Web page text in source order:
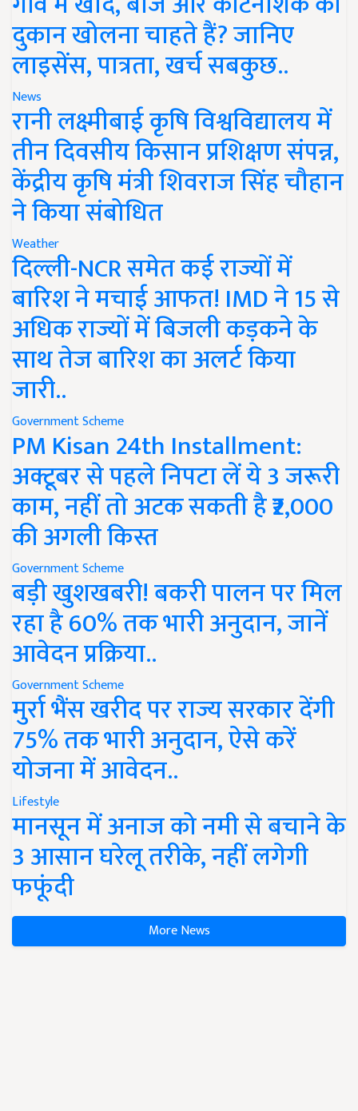
दुकान खोलना चाहते हैं? जानिए
लाइसेंस, पात्रता, खर्च सबकुछ..
News
रानी लक्ष्मीबाई कृषि विश्वविद्यालय में
तीन दिवसीय किसान प्रशिक्षण संपन्न,
केंद्रीय कृषि मंत्री शिवराज सिंह चौहान
ने किया संबोधित
Weather
दिल्ली-NCR समेत कई राज्यों में
बारिश ने मचाई आफत! IMD ने 15 से
अधिक राज्यों में बिजली कड़कने के
साथ तेज बारिश का अलर्ट किया
जारी..
Government Scheme
PM Kisan 24th Installment:
अक्टूबर से पहले निपटा लें ये 3 जरूरी
काम, नहीं तो अटक सकती है ₹2,000
की अगली किस्त
Government Scheme
बड़ी खुशखबरी! बकरी पालन पर मिल
रहा है 60% तक भारी अनुदान, जानें
आवेदन प्रक्रिया..
Government Scheme
मुर्रा भैंस खरीद पर राज्य सरकार देंगी
75% तक भारी अनुदान, ऐसे करें
योजना में आवेदन..
Lifestyle
मानसून में अनाज को नमी से बचाने के
3 आसान घरेलू तरीके, नहीं लगेगी
फफूंदी
More News